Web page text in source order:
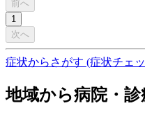
前へ
1
次へ
症状からさがす (症状チェ
地域から病院・